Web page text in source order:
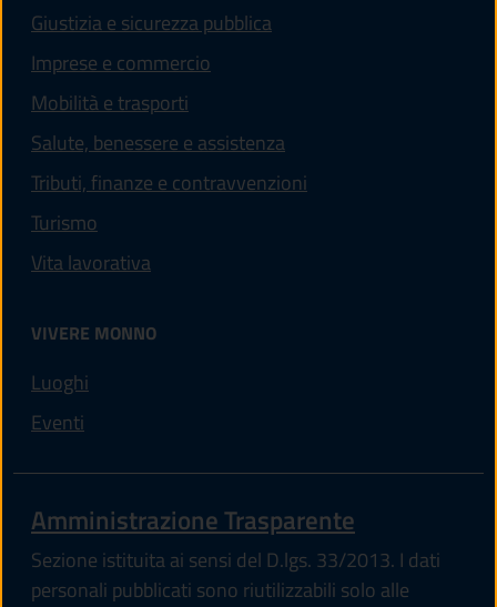
Giustizia e sicurezza pubblica
Imprese e commercio
Mobilità e trasporti
Salute, benessere e assistenza
Tributi, finanze e contravvenzioni
Turismo
Vita lavorativa
VIVERE MONNO
Luoghi
Eventi
Amministrazione Trasparente
Sezione istituita ai sensi del D.lgs. 33/2013. I dati
personali pubblicati sono riutilizzabili solo alle